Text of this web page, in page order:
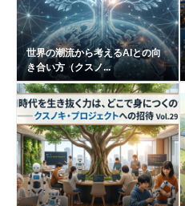
世界の潮流から考えるAIとの向
き合い方（クスノ...